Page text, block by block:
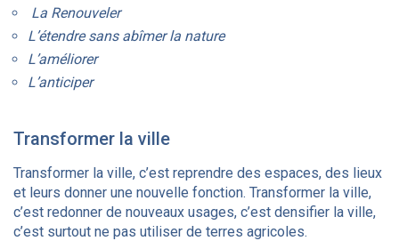
La Renouveler
L’étendre sans abîmer la nature
L’améliorer
L’anticiper
Transformer la ville
Transformer la ville, c’est reprendre des espaces, des lieux
et leurs donner une nouvelle fonction. Transformer la ville,
c’est redonner de nouveaux usages, c’est densifier la ville,
c’est surtout ne pas utiliser de terres agricoles.